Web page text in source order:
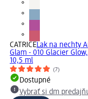
CATRICELak na nechty
Glam - 010 Glacier Glow,
10,5 ml
(7)
Dostupné
Vybrať si dm